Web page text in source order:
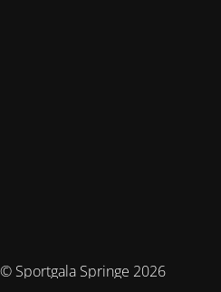
© Sportgala Springe 2026